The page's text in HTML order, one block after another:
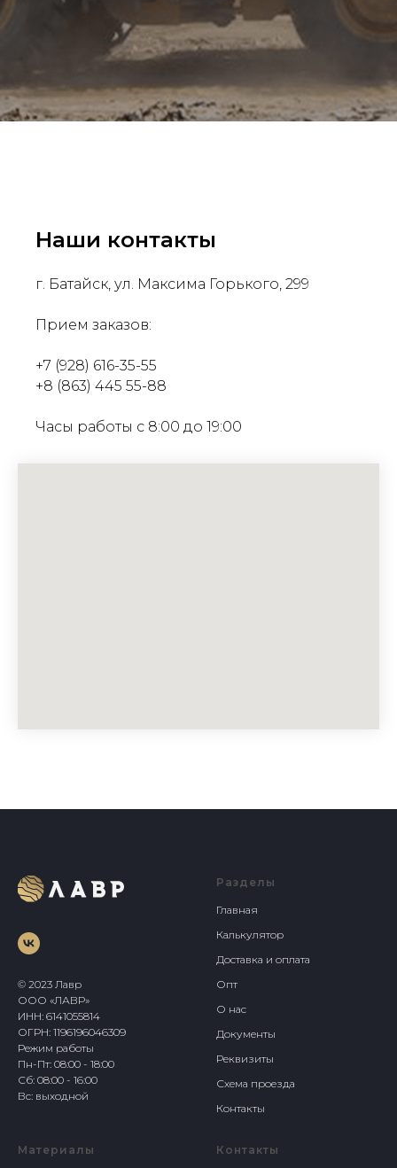
Наши контакты
г. Батайск, ул. Максима Горького, 299
Прием заказов:
+7 (928) 616-35-55
+8 (863) 445 55-88
Часы работы с 8:00 до 19:00
© 2023 Лавр
ООО «ЛАВР»
ИНН: 6141055814
ОГРН: 1196196046309
Режим работы
Пн-Пт: 08:00 - 18:00
Сб: 08:00 - 16:00
Вс: выходной
Разделы
Главная
Калькулятор
Доставка и оплата
Опт
О нас
Документы
Реквизиты
Схема проезда
Контакты
Материалы Контакты